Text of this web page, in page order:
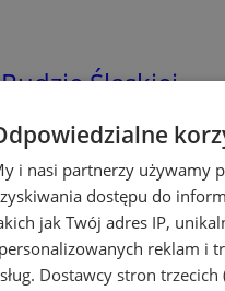
Śląskiej
i nasi partnerzy używamy
dostępu do
jak Twój adres IP,
reklam i
Dostawcy stron trzecich